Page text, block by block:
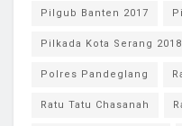
Pilgub Banten 2017
Pilkada Kota Serang 2018
Polres Pandeglang
Ratu Tatu Chasanah